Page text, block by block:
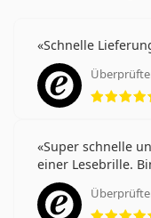
Schnelle
Super schnelle
einer Lesebrille.